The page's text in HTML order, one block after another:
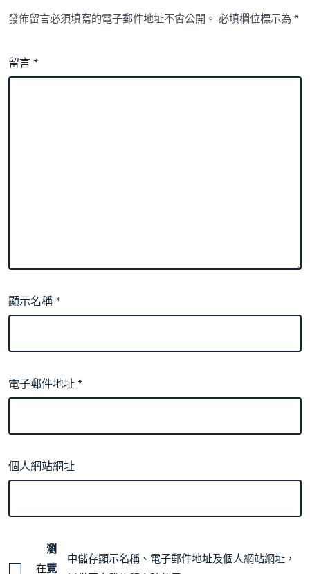
發佈留言必須填寫的電子郵件地址不會公開。 必填欄位標示為*
留言*
顯示名稱*
電子郵件地址*
個人網站網址
在
瀏
覽
中儲存顯示名稱、電子郵件地址及個人網站網址，